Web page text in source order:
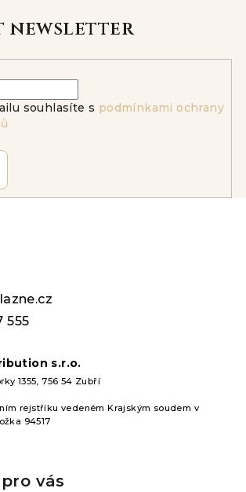
newsletter
souhlasíte s podmínkami ochrany
555
s.r.o.
1355, 756 54 Zubří
rejstříku vedeném Krajským soudem v
94517
vás